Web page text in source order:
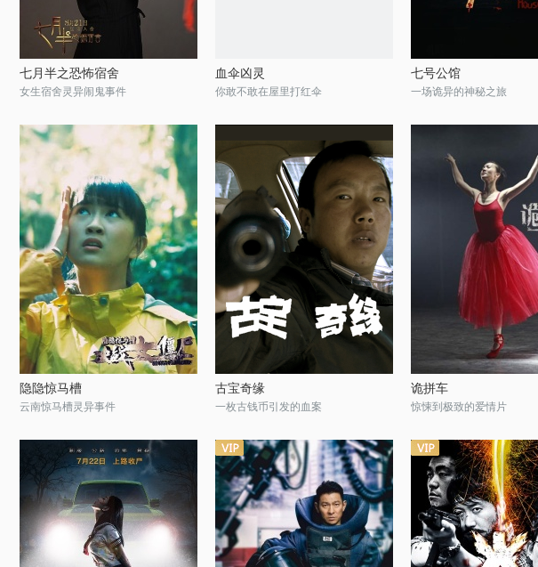
七月半之恐怖宿舍
女生宿舍灵异闹鬼事件
血伞凶灵
你敢不敢在屋里打红伞
七号公馆
一场诡异的神秘之旅
隐隐惊马槽
云南惊马槽灵异事件
古宝奇缘
一枚古钱币引发的血案
诡拼车
惊悚到极致的爱情片